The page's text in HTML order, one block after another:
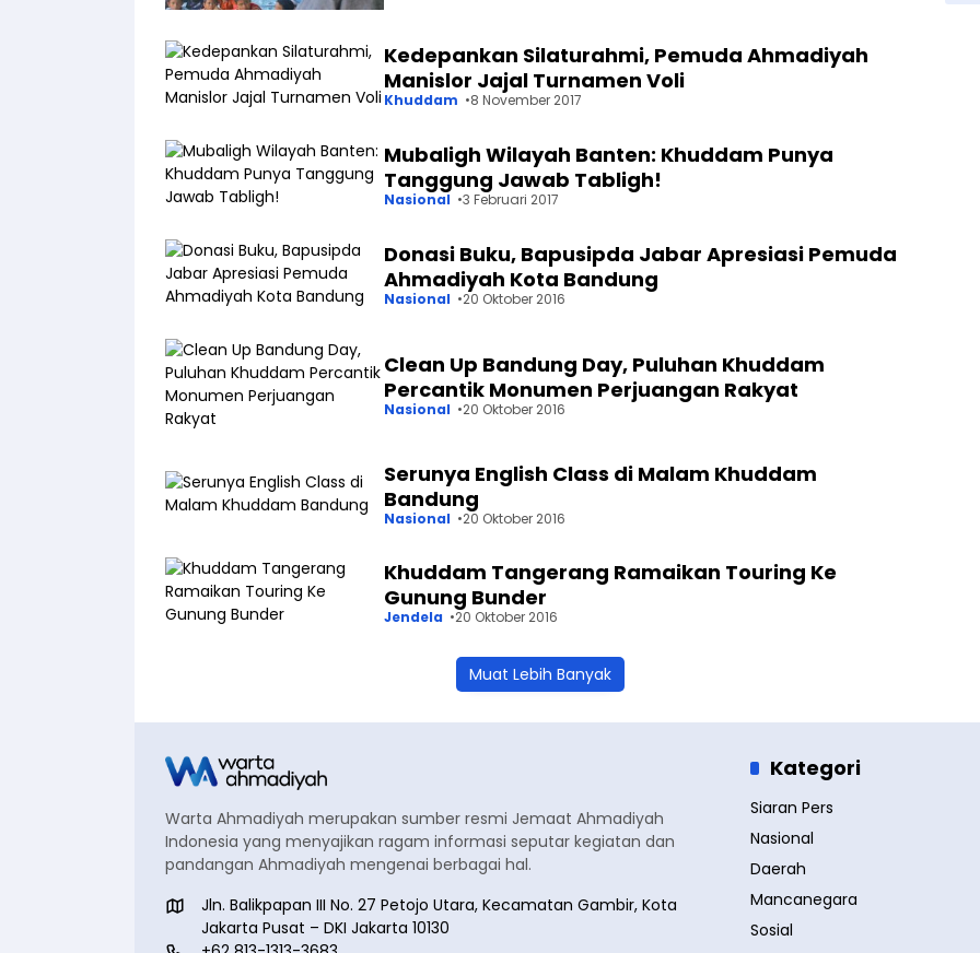
Kedepankan Silaturahmi, Pemuda Ahmadiyah
Manislor Jajal Turnamen Voli
Khuddam 8 November 2017
Mubaligh Wilayah Banten: Khuddam Punya
Tanggung Jawab Tabligh!
Nasional 3 Februari 2017
Donasi Buku, Bapusipda Jabar Apresiasi Pemuda
Ahmadiyah Kota Bandung
Nasional 20 Oktober 2016
Clean Up Bandung Day, Puluhan Khuddam
Percantik Monumen Perjuangan Rakyat
Nasional 20 Oktober 2016
Serunya English Class di Malam Khuddam
Bandung
Nasional 20 Oktober 2016
Khuddam Tangerang Ramaikan Touring Ke
Gunung Bunder
Jendela 20 Oktober 2016
Muat Lebih Banyak
Warta Ahmadiyah merupakan sumber resmi Jemaat Ahmadiyah
Indonesia yang menyajikan ragam informasi seputar kegiatan dan
pandangan Ahmadiyah mengenai berbagai hal.
Jln. Balikpapan III No. 27 Petojo Utara, Kecamatan Gambir, Kota
Jakarta Pusat – DKI Jakarta 10130
Kategori
Siaran Pers
Nasional
Daerah
Mancanegara
Sosial